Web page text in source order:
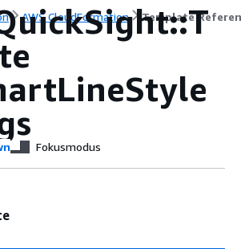
AWS CloudFormation Template
Fokusmodus